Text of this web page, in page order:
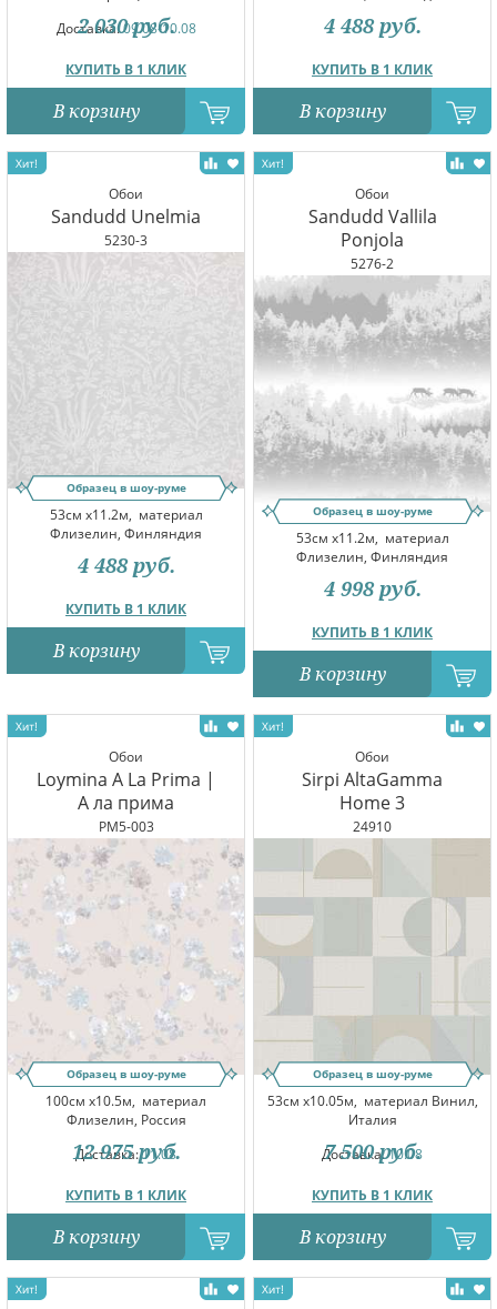
Доставка:09.08-10.08
КУПИТЬ В 1 КЛИК
2 030 руб.
В корзину
КУПИТЬ В 1 КЛИК
4 488 руб.
В корзину
Обои
Sandudd Unelmia
5230-3
Образец в шоу-руме
53см x11.2м, материал
Флизелин, Финляндия
КУПИТЬ В 1 КЛИК
4 488 руб.
В корзину
Обои
Sandudd Vallila
Ponjola
5276-2
Образец в шоу-руме
53см x11.2м, материал
Флизелин, Финляндия
КУПИТЬ В 1 КЛИК
4 998 руб.
В корзину
Обои
Loymina A La Prima |
А ла прима
PM5-003
Образец в шоу-руме
100см x10.5м, материал
Флизелин, Россия
Доставка:11.08
КУПИТЬ В 1 КЛИК
12 975 руб.
В корзину
Обои
Sirpi AltaGamma
Home 3
24910
Образец в шоу-руме
53см x10.05м, материал Винил,
Италия
Доставка:10.08
КУПИТЬ В 1 КЛИК
7 500 руб.
В корзину